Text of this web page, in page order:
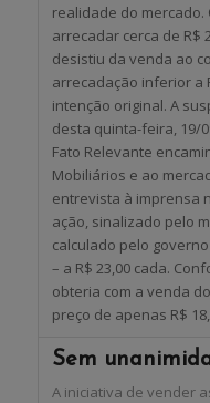
realidade do
arrecadar cerca de R$
desistiu da venda ao
arrecadação inferior a
intenção original. A
desta quinta-feira, 19/
Fato Relevante
Mobiliários e ao
entrevista à imprensa
ação, sinalizado pelo
calculado pelo
– a R$ 23,00 cada.
obteria com a venda
preço de apenas R$
Sem
A iniciativa de vender